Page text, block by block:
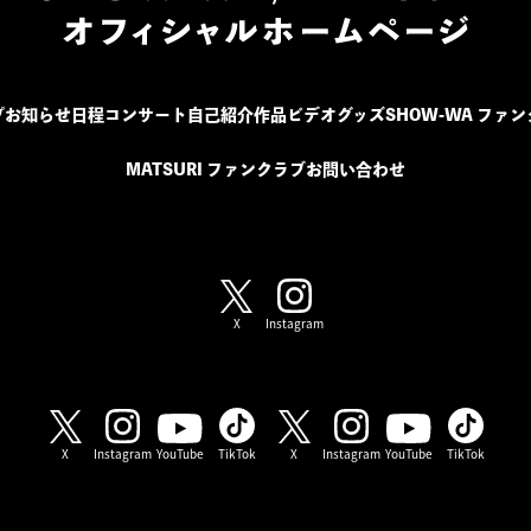
お知らせ 日程コンサート 自己紹介作品ビデオグッズSHOW-WA ファン
MATSURI ファンクラブお問い合わせ
X Instagram
X Instagram YouTube TikTok X Instagram YouTube TikTok